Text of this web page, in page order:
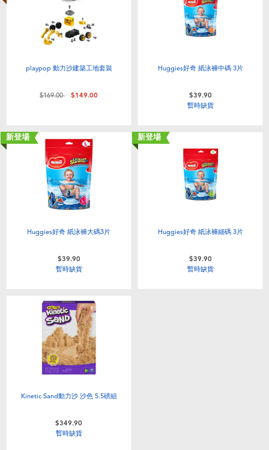
電池
playpop 動力沙建築工地套裝
價格從
$169.00至$149.00
Huggies好奇 紙泳褲中碼 3片
$39.90
暫時缺貨
新登場
Huggies好奇 紙泳褲大碼3片
$39.90
暫時缺貨
新登場
Huggies好奇 紙泳褲細碼 3片
$39.90
暫時缺貨
Kinetic Sand動力沙 沙色 5.5磅組
$349.90
暫時缺貨